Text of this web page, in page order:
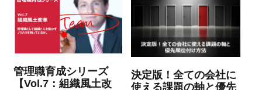
管理職育成シリーズ
【Vol.7：組織風土改
決定版！全ての会社に
使える課題の軸と優先